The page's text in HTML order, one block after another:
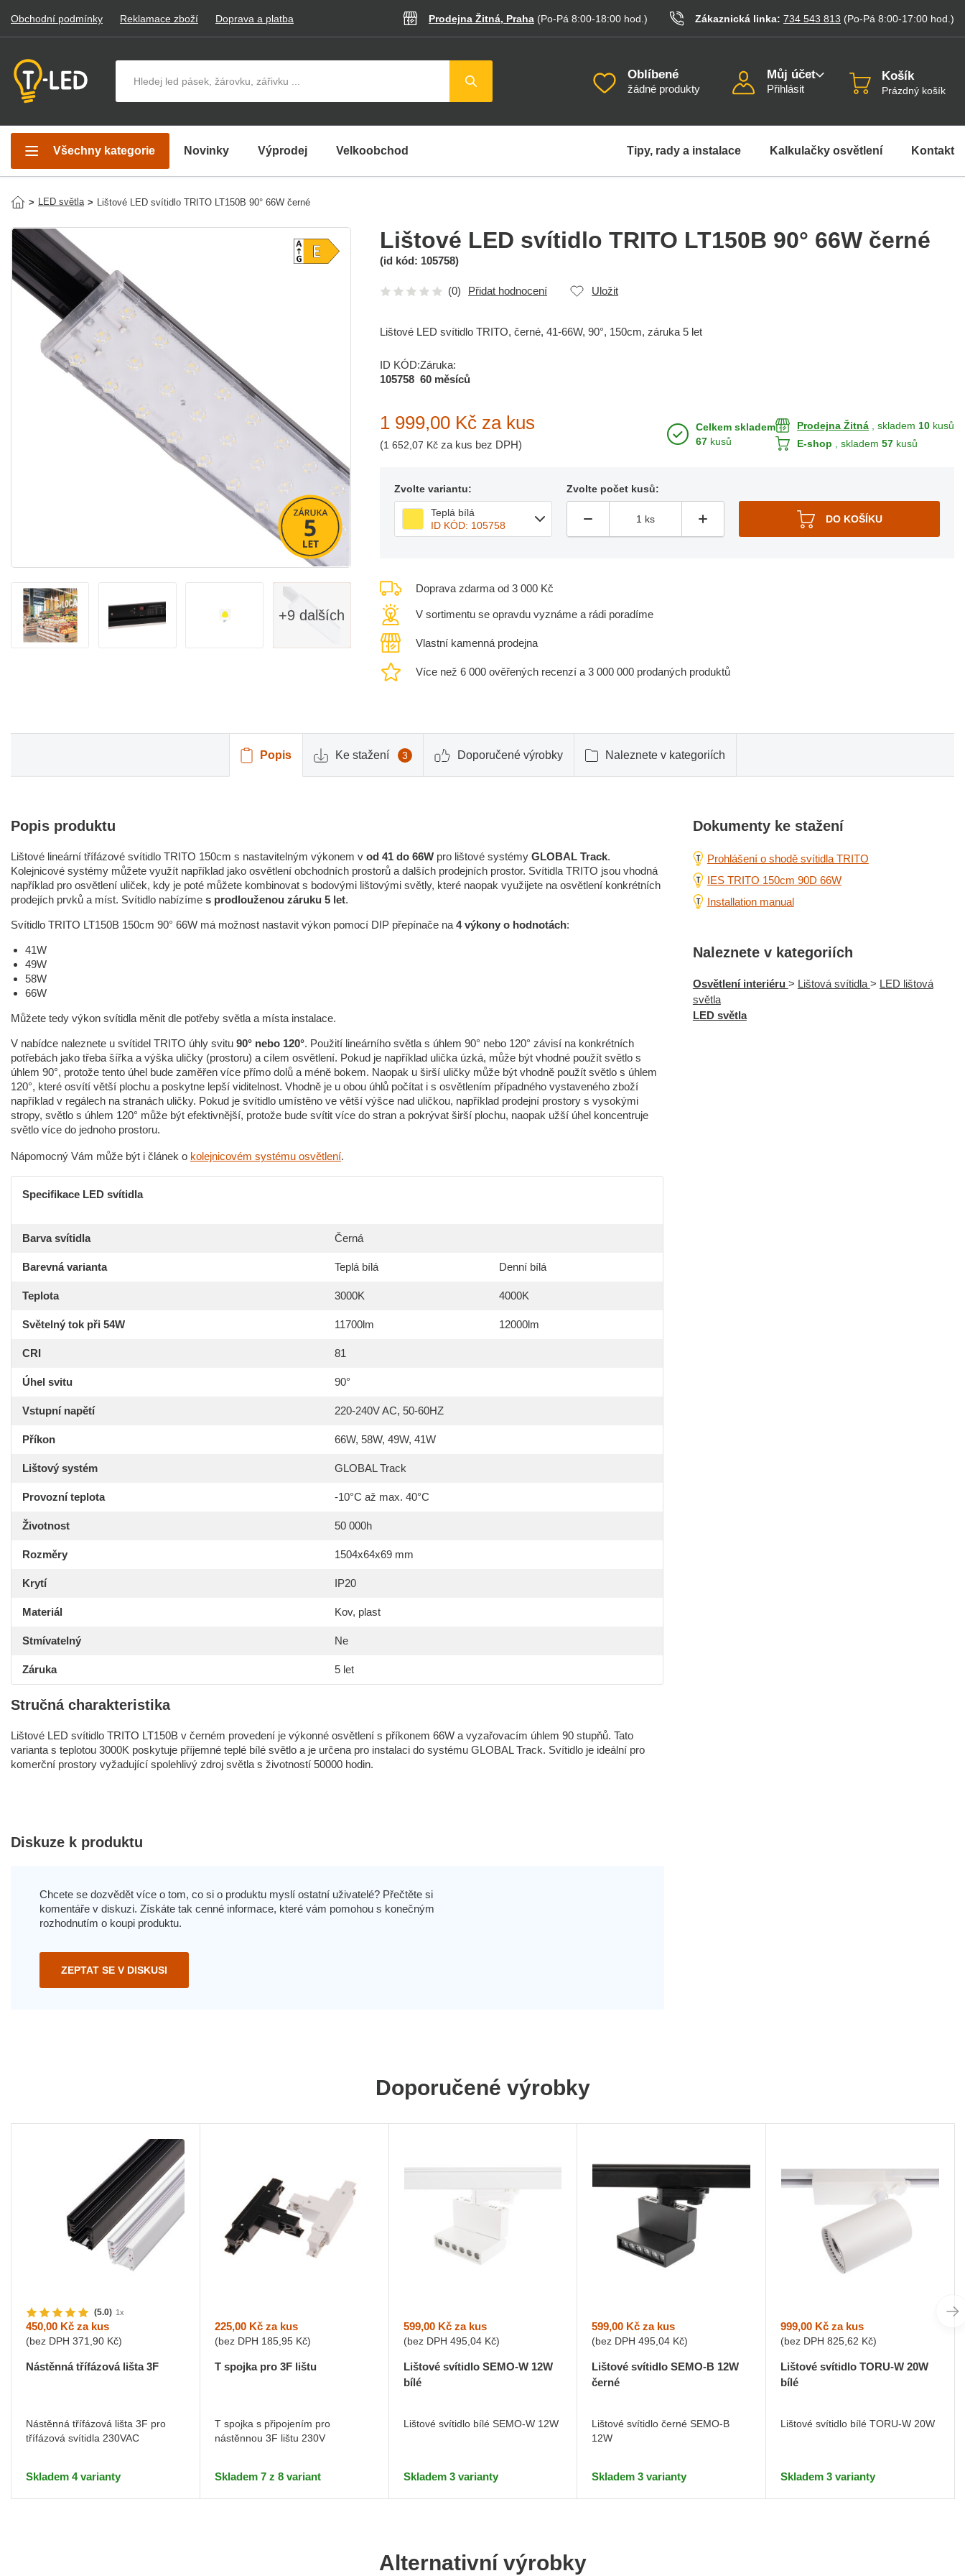
Obchodní podmínky Reklamace zboží Doprava a platba Prodejna Žitná, Praha (Po-Pá 8:00-18:00 hod. ) Zákaznická linka: 734 543 813 (Po-Pá 8:00-17:00 hod. )
Oblíbené
žádné produkty
Můj účet
Přihlásit
Košík
Prázdný košík
Všechny kategorie Novinky Výprodej Velkoobchod Tipy, rady a instalace Kalkulačky osvětlení Kontakt
> LED světla > Lištové LED svítidlo TRITO LT150B 90° 66W černé
+9 dalších
Lištové LED svítidlo TRITO LT150B 90° 66W černé
(id kód: 105758)
(0) Přidat hodnocení Uložit
Lištové LED svítidlo TRITO, černé, 41-66W, 90°, 150cm, záruka 5 let
ID KÓD:
105758
Záruka:
60 měsíců
1 999,00 Kč za kus
(1 652,07 Kč za kus bez DPH)
Celkem skladem
67 kusů
Prodejna Žitná , skladem 10 kusů
E-shop
, skladem 57 kusů
Zvolte variantu:
Teplá bílá
ID KÓD: 105758
Zvolte počet kusů:
Doprava zdarma od 3 000 Kč
V sortimentu se opravdu vyznáme a rádi poradíme
Vlastní kamenná prodejna
Více než 6 000 ověřených recenzí a 3 000 000 prodaných produktů
Popis Ke stažení 3 Doporučené výrobky Naleznete v kategoriích
Popis produktu
Lištové lineární třífázové svítidlo TRITO 150cm s nastavitelným výkonem v od 41 do 66W pro lištové systémy GLOBAL Track.
Kolejnicové systémy můžete využít například jako osvětlení obchodních prostorů a dalších prodejních prostor. Svítidla TRITO jsou vhodná
například pro osvětlení uliček, kdy je poté můžete kombinovat s bodovými lištovými světly, které naopak využijete na osvětlení konkrétních
prodejích prvků a míst. Svítidlo nabízíme s prodlouženou záruku 5 let.
Svítidlo TRITO LT150B 150cm 90° 66W má možnost nastavit výkon pomocí DIP přepínače na 4 výkony o hodnotách:
41W
49W
58W
66W
Můžete tedy výkon svítidla měnit dle potřeby světla a místa instalace.
V nabídce naleznete u svítidel TRITO úhly svitu 90° nebo 120°. Použití lineárního světla s úhlem 90° nebo 120° závisí na konkrétních
potřebách jako třeba šířka a výška uličky (prostoru) a cílem osvětlení. Pokud je například ulička úzká, může být vhodné použít světlo s
úhlem 90°, protože tento úhel bude zaměřen více přímo dolů a méně bokem. Naopak u širší uličky může být vhodně použít světlo s úhlem
120°, které osvítí větší plochu a poskytne lepší viditelnost. Vhodně je u obou úhlů počítat i s osvětlením případného vystaveného zboží
například v regálech na stranách uličky. Pokud je svítidlo umístěno ve větší výšce nad uličkou, například prodejní prostory s vysokými
stropy, světlo s úhlem 120° může být efektivnější, protože bude svítit více do stran a pokrývat širší plochu, naopak užší úhel koncentruje
světlo více do jednoho prostoru.
Nápomocný Vám může být i článek o kolejnicovém systému osvětlení.
Specifikace LED svítidla
Barva svítidla Černá
Barevná varianta Teplá bílá Denní bílá
Teplota 3000K 4000K
Světelný tok při 54W 11700lm 12000lm
CRI 81
Úhel svitu 90°
Vstupní napětí 220-240V AC, 50-60HZ
Příkon 66W, 58W, 49W, 41W
Lištový systém GLOBAL Track
Provozní teplota -10°C až max. 40°C
Životnost 50 000h
Rozměry 1504x64x69 mm
Krytí IP20
Materiál Kov, plast
Stmívatelný Ne
Záruka 5 let
Stručná charakteristika
Lištové LED svítidlo TRITO LT150B v černém provedení je výkonné osvětlení s příkonem 66W a vyzařovacím úhlem 90 stupňů. Tato
varianta s teplotou 3000K poskytuje příjemné teplé bílé světlo a je určena pro instalaci do systému GLOBAL Track. Svítidlo je ideální pro
komerční prostory vyžadující spolehlivý zdroj světla s životností 50000 hodin.
Diskuze k produktu
Chcete se dozvědět více o tom, co si o produktu myslí ostatní uživatelé? Přečtěte si
komentáře v diskuzi. Získáte tak cenné informace, které vám pomohou s konečným
rozhodnutím o koupi produktu.
ZEPTAT SE V DISKUSI
Dokumenty ke stažení
Prohlášení o shodě svítidla TRITO
IES TRITO 150cm 90D 66W
Installation manual
Naleznete v kategoriích
Osvětlení interiéru > Lištová svítidla > LED lištová
světla
LED světla
Doporučené výrobky
(5.0) 1x
450,00 Kč za kus
(bez DPH 371,90 Kč)
Nástěnná třífázová lišta 3F
Nástěnná třífázová lišta 3F pro
třífázová svítidla 230VAC
Skladem 4 varianty
225,00 Kčza kus
(bez DPH 185,95 Kč)
T spojka pro 3F lištu
T spojka s připojením pro
nástěnnou 3F lištu 230V
Skladem 7 z 8 variant
599,00 Kčza kus
(bez DPH 495,04 Kč)
Lištové svítidlo SEMO-W 12W
bílé
Lištové svítidlo bílé SEMO-W 12W
Skladem 3 varianty
599,00 Kč za kus
(bez DPH495,04 Kč)
Lištové svítidlo SEMO-B 12W
černé
Lištové svítidlo černé SEMO-B
12W
Skladem 3 varianty
999,00 Kč za kus
(bez DPH825,62 Kč)
Lištové svítidlo TORU-W 20W
bílé
Lištové svítidlo bílé TORU-W 20W
Skladem 3 varianty
Alternativní výrobky